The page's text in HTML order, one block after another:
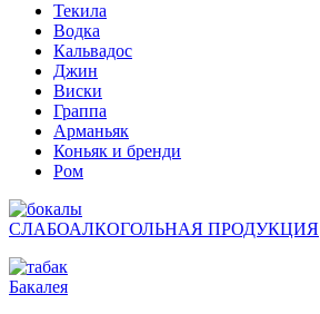
Текила
Водка
Кальвадос
Джин
Виски
Граппа
Арманьяк
Коньяк и бренди
Ром
СЛАБОАЛКОГОЛЬНАЯ ПРОДУКЦИЯ
Бакалея